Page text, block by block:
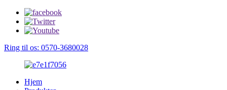
Ring til os: 0570-3680028
Hjem